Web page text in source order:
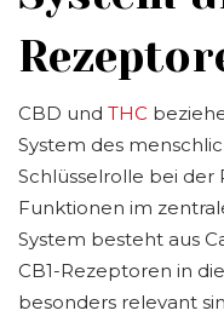
CBD und THC
System des
Schlüsselrolle bei der
Funktionen im
System besteht aus
CB1-Rezeptoren in
besonders relevant